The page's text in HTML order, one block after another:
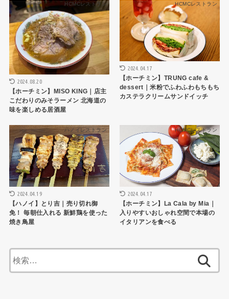
HCMCレストラン
2024.08.20
【ホーチミン】MISO KING｜店主
こだわりのみそラーメン 北海道の
味を楽しめる居酒屋
HCMCレストラン
2024.04.17
【ホーチミン】TRUNG cafe &
dessert｜米粉でふわふわもちもち
カステラクリームサンドイッチ
ハノイレストラン
2024.04.19
【ハノイ】とり吉｜売り切れ御
免！ 毎朝仕入れる 新鮮鶏を使った
焼き鳥屋
HCMCレストラン
2024.04.17
【ホーチミン】La Cala by Mia｜
入りやすいおしゃれ空間で本場の
イタリアンを食べる
索: